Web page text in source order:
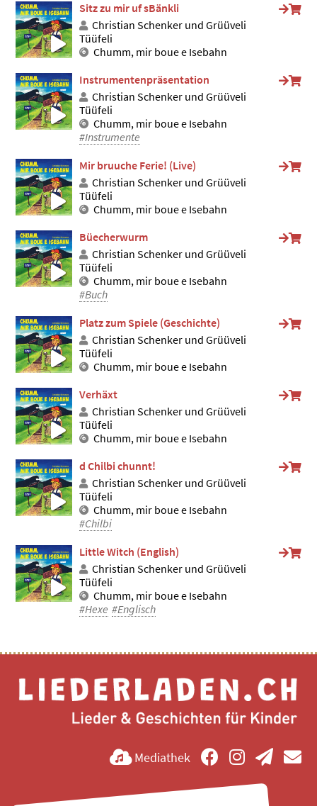
Sitz zu mir uf sBänkli
Christian Schenker und Grüüveli
Tüüfeli
Chumm, mir boue e Isebahn
Instrumentenpräsentation
Christian Schenker und Grüüveli
Tüüfeli
Chumm, mir boue e Isebahn
#Instrumente
Mir bruuche Ferie! (Live)
Christian Schenker und Grüüveli
Tüüfeli
Chumm, mir boue e Isebahn
Büecherwurm
Christian Schenker und Grüüveli
Tüüfeli
Chumm, mir boue e Isebahn
#Buch
Platz zum Spiele (Geschichte)
Christian Schenker und Grüüveli
Tüüfeli
Chumm, mir boue e Isebahn
Verhäxt
Christian Schenker und Grüüveli
Tüüfeli
Chumm, mir boue e Isebahn
d Chilbi chunnt!
Christian Schenker und Grüüveli
Tüüfeli
Chumm, mir boue e Isebahn
#Chilbi
Little Witch (English)
Christian Schenker und Grüüveli
Tüüfeli
Chumm, mir boue e Isebahn
#Hexe #Englisch
Mediathek